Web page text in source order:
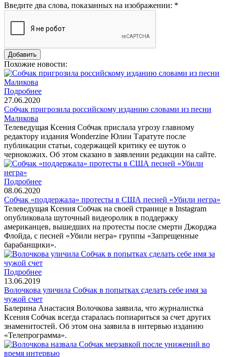
Введите два слова, показанных на изображении: *
Похожие новости:
Подробнее
27.06.2020
Собчак пригрозила российскому изданию словами из песни
Маликова
Телеведущая Ксения Собчак прислала угрозу главному
редактору издания Wonderzine Юлии Таратуте после
публикации статьи, содержащей критику ее шуток о
чернокожих. Об этом сказано в заявлении редакции на сайте.
Подробнее
08.06.2020
Собчак «поддержала» протесты в США песней «Убили негра»
Телеведущая Ксения Собчак на своей странице в Instagram
опубликовала шуточный видеоролик в поддержку
американцев, вышедших на протесты после смерти Джорджа
Флойда, с песней «Убили негра» группы «Запрещенные
барабанщики».
Подробнее
13.06.2019
Волочкова уличила Собчак в попытках сделать себе имя за
чужой счет
Балерина Анастасия Волочкова заявила, что журналистка
Ксения Собчак всегда старалась попиариться за счет других
знаменитостей. Об этом она заявила в интервью изданию
«Телепрограмма».